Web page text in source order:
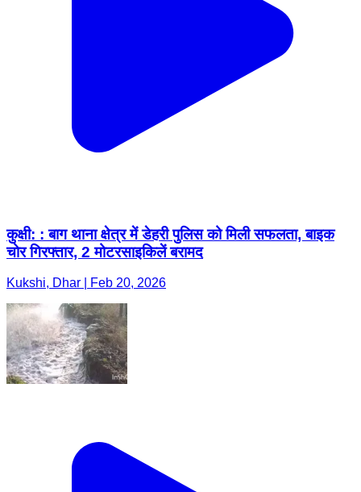
कुक्षी: : बाग थाना क्षेत्र में डेहरी पुलिस को मिली सफलता, बाइक
चोर गिरफ्तार, 2 मोटरसाइकिलें बरामद
Kukshi, Dhar | Feb 20, 2026